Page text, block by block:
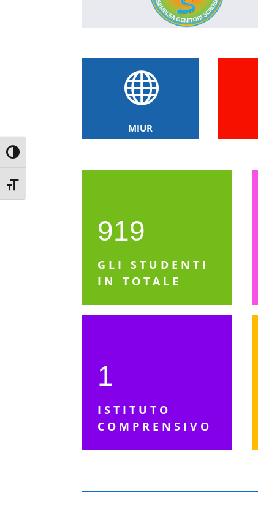
Attiva/disattiva alto contrasto
Attiva/disattiva dimensione testo

MIUR
919
GLI STUDENTI
IN TOTALE
1
ISTITUTO
COMPRENSIVO